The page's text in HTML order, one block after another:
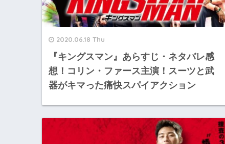
2020.06.18 Thu
『キングスマン』あらすじ・ネタバレ感
想！コリン・ファース主演！スーツと武
器がキマった痛快スパイアクション